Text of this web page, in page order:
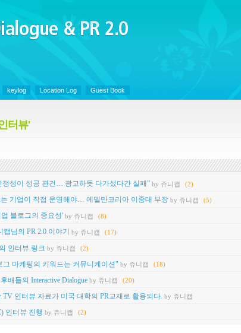
Dialogue &
keylog Location Log Guest Book
터뷰'
정성이 성공 관건… 광고하듯 다가섰다간 실패” by 쥬니캡 (2)
는 기업이 직접 운영해야… 에델만코리아 이중대 부장 by 쥬니캡 (5)
블로그의 중요성' by 쥬니캡 (8)
님의 PR 2.0 이야기 by 쥬니캡 (17)
인터뷰 링크 by 쥬니캡 (2)
그 마케팅의 키워드는 커뮤니케이션" by 쥬니캡 (18)
배들의 Interactive Dialogue by 쥬니캡 (20)
인터뷰 자료가 미국 대학의 PR교재로 활용되다. by 쥬니캡
인터뷰 진행 by 쥬니캡 (2)